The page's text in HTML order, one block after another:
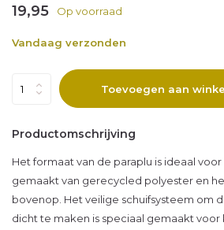
19,95 Op voorraad
Vandaag verzonden
Toevoegen aan
Productomschrijving
Het formaat van de paraplu is ideaal voor
gemaakt van gerecycled polyester en
bovenop. Het veilige schuifsysteem om
dicht te maken is speciaal gemaakt voor